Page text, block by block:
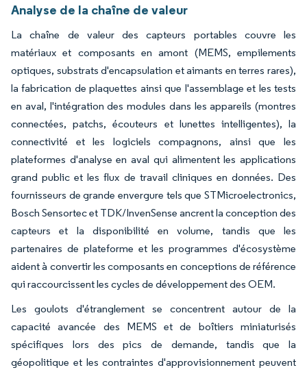
Analyse de la chaîne de valeur
La chaîne de valeur des capteurs portables couvre les
matériaux et composants en amont (MEMS, empilements
optiques, substrats d'encapsulation et aimants en terres rares),
la fabrication de plaquettes ainsi que l'assemblage et les tests
en aval, l'intégration des modules dans les appareils (montres
connectées, patchs, écouteurs et lunettes intelligentes), la
connectivité et les logiciels compagnons, ainsi que les
plateformes d'analyse en aval qui alimentent les applications
grand public et les flux de travail cliniques en données. Des
fournisseurs de grande envergure tels que STMicroelectronics,
Bosch Sensortec et TDK/InvenSense ancrent la conception des
capteurs et la disponibilité en volume, tandis que les
partenaires de plateforme et les programmes d'écosystème
aident à convertir les composants en conceptions de référence
qui raccourcissent les cycles de développement des OEM.
Les goulots d'étranglement se concentrent autour de la
capacité avancée des MEMS et de boîtiers miniaturisés
spécifiques lors des pics de demande, tandis que la
géopolitique et les contraintes d'approvisionnement peuvent